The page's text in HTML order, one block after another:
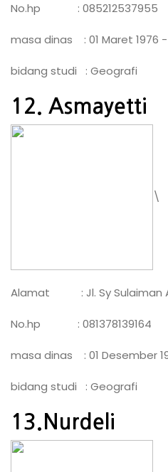
No.hp : 085212537955
masa dinas : 01 Maret 1976
bidang studi : Geografi
12. Asmayetti
\
Alamat : Jl. Sy Sulaiman
No.hp : 081378139164
masa dinas : 01 Desember
bidang studi : Geografi
13.Nurdeli